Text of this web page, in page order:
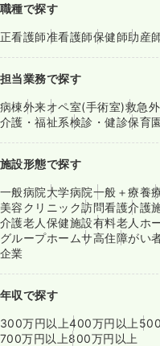
職種で探す
正看護師准看護師保健師助産
担当業務で探す
病棟外来オペ室(手術室)救急
介護・福祉系検診・健診保育
施設形態で探す
一般病院大学病院一般＋療養
美容クリニック訪問看護介護
介護老人保健施設有料老人ホ
グループホームサ高住障がい
企業
年収で探す
300万円以上400万円以上
700万円以上800万円以上